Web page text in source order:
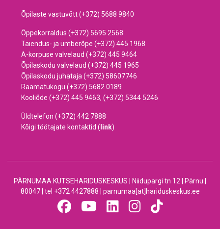
Õpilaste vastuvõtt (+372) 5688 9840
Õppekorraldus (+372) 5695 2568
Täiendus- ja ümberõpe (+372) 445 1968
A-korpuse valvelaud (+372) 445 9464
Õpilaskodu valvelaud (+372) 445 1965
Õpilaskodu juhataja (+372) 58607746
Raamatukogu (+372) 5682 0189
Kooliõde (+372) 445 9463, (+372) 5344 5246
Üldtelefon (+372) 442 7888
Kõigi töötajate kontaktid ( link)
PÄRNUMAA KUTSEHARIDUSKESKUS | Niidupargi tn 12 | Pärnu |
80047 | tel +372 4427888 | parnumaa[at]hariduskeskus.ee